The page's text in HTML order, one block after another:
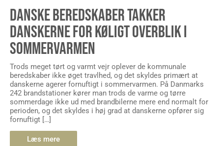
DANSKE BEREDSKABER TAKKER
DANSKERNE FOR KØLIGT OVERBLIK I
SOMMERVARMEN
Trods meget tørt og varmt vejr oplever de kommunale
beredskaber ikke øget travlhed, og det skyldes primært at
danskerne agerer fornuftigt i sommervarmen. På Danmarks
242 brandstationer kører man trods de varme og tørre
sommerdage ikke ud med brandbilerne mere end normalt for
perioden, og det skyldes i høj grad at danskerne opfører sig
fornuftigt […]
Læs mere